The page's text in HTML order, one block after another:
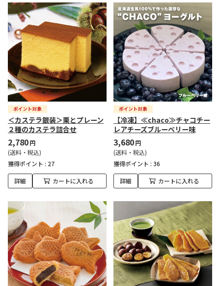
＜カステラ銀装＞栗とプレーン
２種のカステラ詰合せ
2,780円
(送料・税込)
獲得ポイント : 27
詳細 カートに入れる
【冷凍】≪chaco≫チャコチー
レアチーズブルーベリー味
3,680円
(送料・税込)
獲得ポイント : 36
詳細 カートに入れる